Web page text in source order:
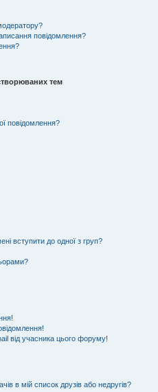
повідомлення?
тем
повідомлення?
вступити до одної з груп?
від учасника цього форуму!
в мій список друзів або недругів?